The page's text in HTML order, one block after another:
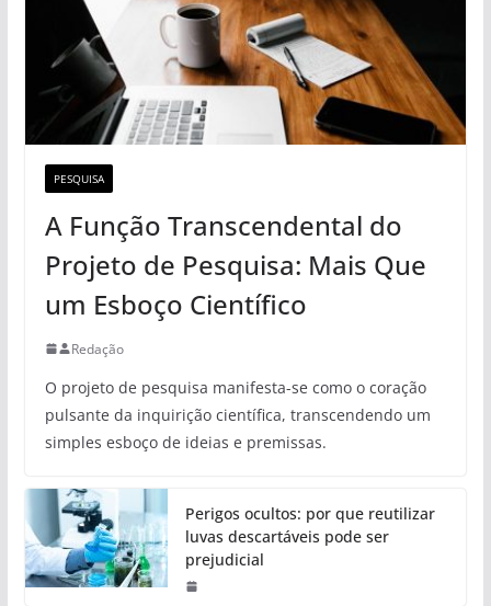
PESQUISA
A Função Transcendental do
Projeto de Pesquisa: Mais Que
um Esboço Científico
Redação
O projeto de pesquisa manifesta-se como o coração
pulsante da inquirição científica, transcendendo um
simples esboço de ideias e premissas.
Perigos ocultos: por que reutilizar
luvas descartáveis pode ser
prejudicial